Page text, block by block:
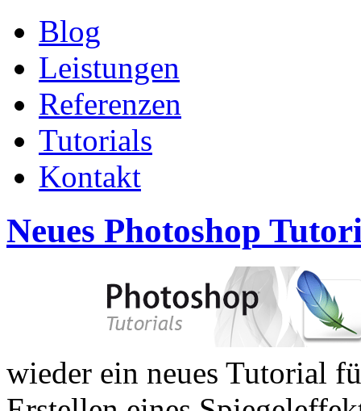
Blog
Leistungen
Referenzen
Tutorials
Kontakt
Neues Photoshop
wieder ein neues Tutorial